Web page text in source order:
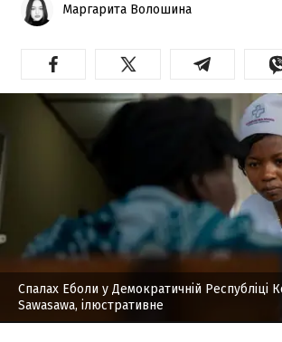
Маргарита Волошина
Спалах Еболи у Демократичній Республіці
Sawasawa, ілюстративне